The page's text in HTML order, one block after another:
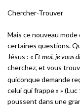
Chercher-Trouver
Mais ce nouveau
certaines questions.
Jésus : «Et moi, je vous
cherchez, et vous
quiconque demande
celui qui frappe » »
poussent dans une